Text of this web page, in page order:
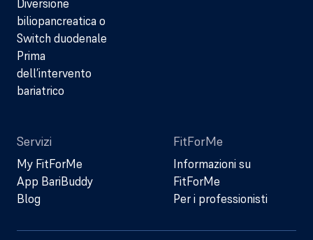
Diversione
biliopancreatica o
Switch duodenale
Prima
dell’intervento
bariatrico
Servizi
My FitForMe
App BariBuddy
Blog
FitForMe
Informazioni su
FitForMe
Per i professionisti